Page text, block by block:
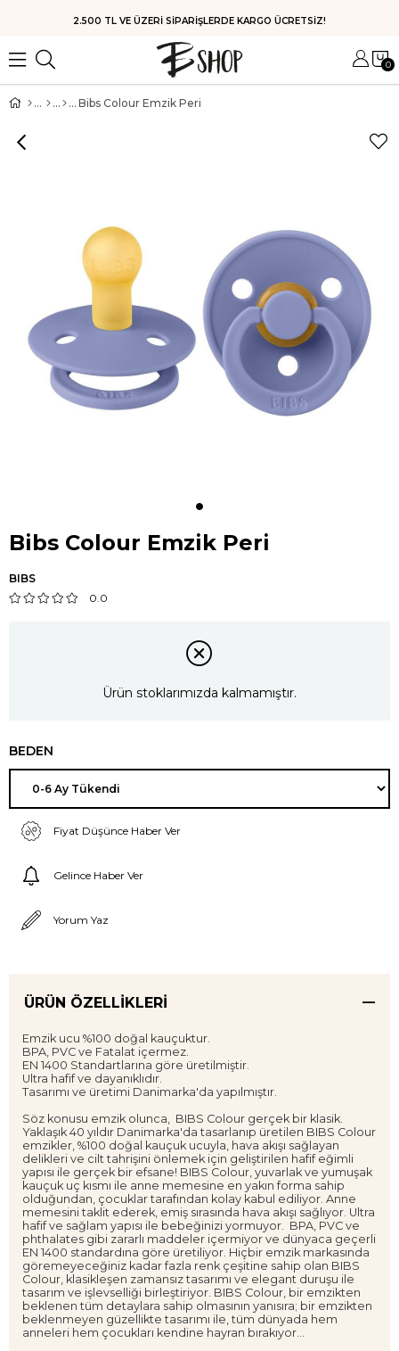
HIZLI KARGO
0
Bibs Colour Emzik Peri
Bibs Colour Emzik Peri
BIBS
0.0
Ürün stoklarımızda kalmamıştır.
BEDEN
Fiyat Düşünce Haber Ver
Gelince Haber Ver
Yorum Yaz
ÜRÜN ÖZELLIKLERI
Emzik ucu %100 doğal kauçuktur.
BPA, PVC ve Fatalat içermez.
EN 1400 Standartlarına göre üretilmiştir.
Ultra hafif ve dayanıklıdır.
Tasarımı ve üretimi Danimarka'da yapılmıştır.
Söz konusu emzik olunca, BIBS Colour gerçek bir klasik.
Yaklaşık 40 yıldır Danimarka'da tasarlanıp üretilen BIBS Colour
emzikler, %100 doğal kauçuk ucuyla, hava akışı sağlayan
delikleri ve cilt tahrişini önlemek için geliştirilen hafif eğimli
yapısı ile gerçek bir efsane! BIBS Colour, yuvarlak ve yumuşak
kauçuk uç kısmı ile anne memesine en yakın forma sahip
olduğundan, çocuklar tarafından kolay kabul ediliyor. Anne
memesini taklit ederek, emiş sırasında hava akışı sağlıyor. Ultra
hafif ve sağlam yapısı ile bebeğinizi yormuyor. BPA, PVC ve
phthalates gibi zararlı maddeler içermiyor ve dünyaca geçerli
EN 1400 standardına göre üretiliyor. Hiçbir emzik markasında
göremeyeceğiniz kadar fazla renk çeşitine sahip olan BIBS
Colour, klasikleşen zamansız tasarımı ve elegant duruşu ile
tasarım ve işlevselliği birleştiriyor. BIBS Colour, bir emzikten
beklenen tüm detaylara sahip olmasının yanısıra; bir emzikten
beklenmeyen güzellikte tasarımı ile, tüm dünyada hem
anneleri hem çocukları kendine hayran bırakıyor...